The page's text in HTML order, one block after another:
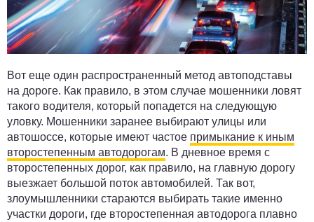
Вот еще один распространенный метод автоподставы
на дороге. Как правило, в этом случае мошенники ловят
такого водителя, который попадется на следующую
уловку. Мошенники заранее выбирают улицы или
автошоссе, которые имеют частое примыкание к иным
второстепенным автодорогам. В дневное время с
второстепенных дорог, как правило, на главную дорогу
выезжает большой поток автомобилей. Так вот,
злоумышленники стараются выбирать такие именно
участки дороги, где второстепенная автодорога плавно